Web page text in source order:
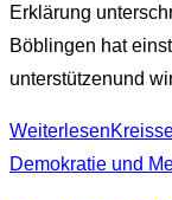
Erklärung
Böblingen hat
unterstützenund
Weiterlesen
Demokratie und